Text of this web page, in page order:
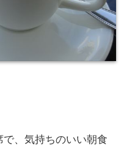
、気持ちのいい朝食